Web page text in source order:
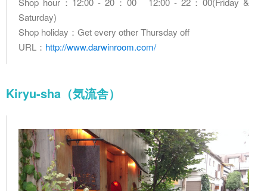
Saturday)
Shop holiday：Get every other Thursday off
URL： http://www.darwinroom.com/
Kiryu-sha（気流舎）